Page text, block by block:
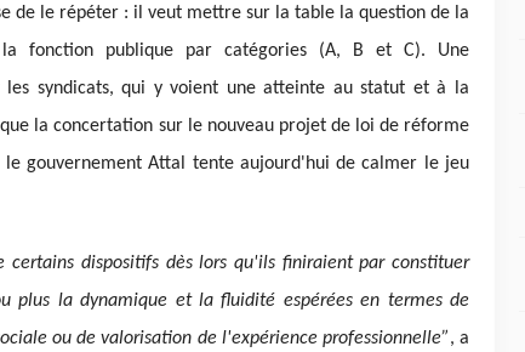
de le répéter : il veut mettre sur la table la question de la
la fonction publique par catégories (A, B et C). Une
les syndicats, qui y voient une atteinte au statut et à la
la concertation sur le nouveau projet de loi de réforme
gouvernement Attal tente aujourd'hui de calmer le jeu
certains dispositifs dès lors qu'ils finiraient par constituer
plus la dynamique et la fluidité espérées en termes de
ou de valorisation de l'expérience professionnelle”, a